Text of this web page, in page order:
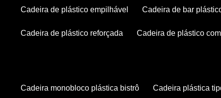
cadeira de plástico empilhável cadeira de bar
cadeira de plástico reforçada cadeira de plástico
cadeira monobloco plástica bistrô cadeira plástica